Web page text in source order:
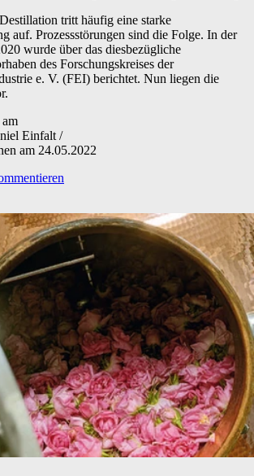
tritt häufig eine starke
auf. Prozessstörungen sind die Folge. In der
wurde über das diesbezügliche
des Forschungskreises der
e. V. (FEI) berichtet. Nun liegen die
Einfalt /
am 24.05.2022